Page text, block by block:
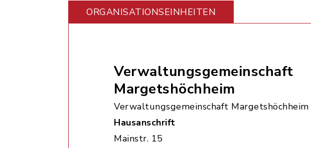
ORGANISATIONS­EINHEITEN
Verwaltungsgemeinschaft
Margetshöchheim
Verwaltungsgemeinschaft Margetshöchheim
Hausanschrift
Mainstr. 15